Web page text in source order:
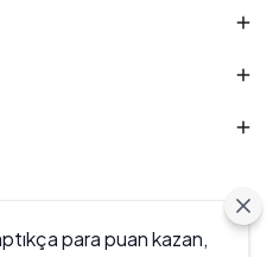
para puan kazan,